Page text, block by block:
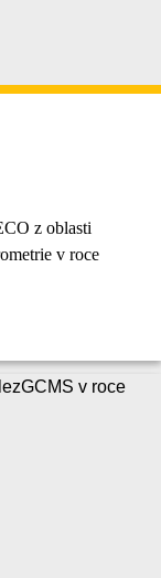
z oblasti
v roce